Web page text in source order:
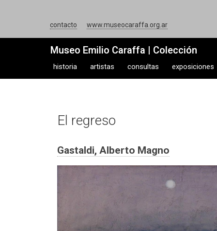
contacto www.museocaraffa.org.ar
Museo Emilio Caraffa | Colección
historia artistas consultas exposiciones
El regreso
Gastaldi, Alberto Magno